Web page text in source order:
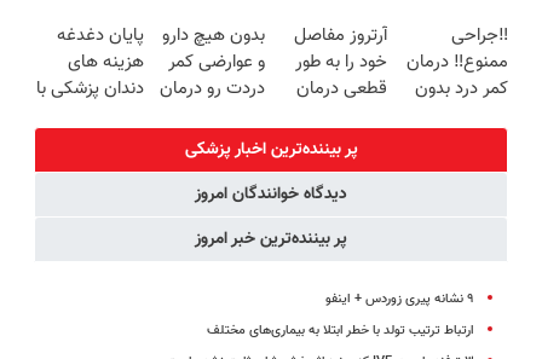
برگردون
(40%off)
درمان کنی؟
((پرسش‌نامه))
‼️جراحی
ممنوع‼️ درمان
کمر درد بدون
آرتروز مفاصل
خود را به طور
قطعی درمان
◗پرسش‌نامه◖
بدون هیچ دارو
و عوارضی کمر
دردت رو درمان
(پرسش‌نامه)
پایان دغدغه
هزینه های
دندان پزشکی با
پر بیننده‌ترین اخبار پزشکی
دیدگاه خوانندگان امروز
پر بیننده‌ترین خبر امروز
۹ نشانه پیری زوردس + اینفو
ارتباط ترتیب تولد با خطر ابتلا به بیماری‌های مختلف